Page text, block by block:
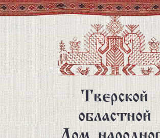
Перейти
к
основному
содержанию
Тверской
областной
Дом